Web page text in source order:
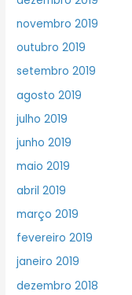
novembro 2019
outubro 2019
setembro 2019
agosto 2019
julho 2019
junho 2019
maio 2019
abril 2019
março 2019
fevereiro 2019
janeiro 2019
dezembro 2018